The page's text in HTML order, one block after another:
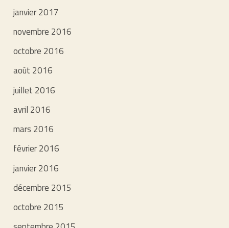
janvier 2017
novembre 2016
octobre 2016
août 2016
juillet 2016
avril 2016
mars 2016
février 2016
janvier 2016
décembre 2015
octobre 2015